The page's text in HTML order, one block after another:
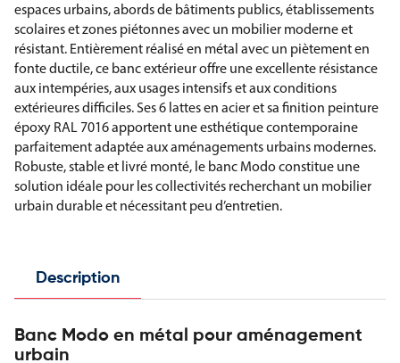
espaces urbains, abords de bâtiments publics, établissements
scolaires et zones piétonnes avec un mobilier moderne et
résistant. Entièrement réalisé en métal avec un piètement en
fonte ductile, ce banc extérieur offre une excellente résistance
aux intempéries, aux usages intensifs et aux conditions
extérieures difficiles. Ses 6 lattes en acier et sa finition peinture
époxy RAL 7016 apportent une esthétique contemporaine
parfaitement adaptée aux aménagements urbains modernes.
Robuste, stable et livré monté, le banc Modo constitue une
solution idéale pour les collectivités recherchant un mobilier
urbain durable et nécessitant peu d’entretien.
Description
Banc Modo en métal pour aménagement
urbain